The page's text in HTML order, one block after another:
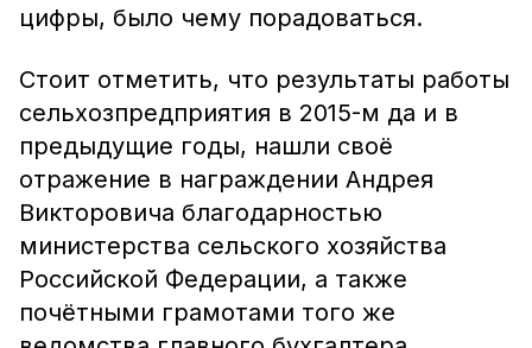
цифры, было чему порадоваться.
Стоит отметить, что результаты работы
сельхозпредприятия в 2015-м да и в
предыдущие годы, нашли своё
отражение в награждении Андрея
Викторовича благодарностью
министерства сельского хозяйства
Российской Федерации, а также
почётными грамотами того же